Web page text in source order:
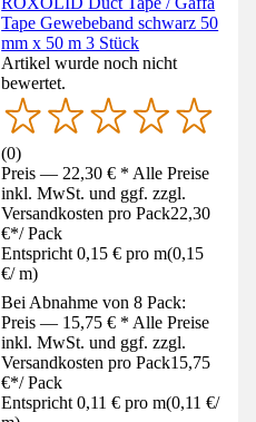
Tape Gewebeband schwarz 50
mm x 50 m 3 Stück
Artikel wurde noch nicht
bewertet.
(0)
Preis — 22,30 € * Alle Preise
inkl. MwSt. und ggf. zzgl.
Versandkosten pro Pack22,30
€*/ Pack
Entspricht 0,15 € pro m(0,15
€/ m)
Bei Abnahme von 8 Pack:
Preis — 15,75 € * Alle Preise
inkl. MwSt. und ggf. zzgl.
Versandkosten pro Pack15,75
€*/ Pack
Entspricht 0,11 € pro m(0,11 €/